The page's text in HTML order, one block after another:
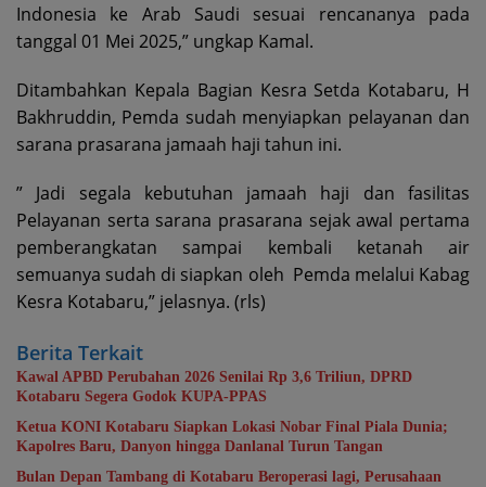
Indonesia ke Arab Saudi sesuai rencananya pada
tanggal 01 Mei 2025,” ungkap Kamal.
Ditambahkan Kepala Bagian Kesra Setda Kotabaru, H
Bakhruddin, Pemda sudah menyiapkan pelayanan dan
sarana prasarana jamaah haji tahun ini.
” Jadi segala kebutuhan jamaah haji dan fasilitas
Pelayanan serta sarana prasarana sejak awal pertama
pemberangkatan sampai kembali ketanah air
semuanya sudah di siapkan oleh Pemda melalui Kabag
Kesra Kotabaru,” jelasnya. (rls)
Berita Terkait
Kawal APBD Perubahan 2026 Senilai Rp 3,6 Triliun, DPRD
Kotabaru Segera Godok KUPA-PPAS
Ketua KONI Kotabaru Siapkan Lokasi Nobar Final Piala Dunia;
Kapolres Baru, Danyon hingga Danlanal Turun Tangan
Bulan Depan Tambang di Kotabaru Beroperasi lagi, Perusahaan